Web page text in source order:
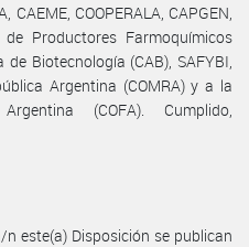
COOPERALA, CAPGEN,
Productores Farmoquímicos
de Biotecnología (CAB), SAFYBI,
Argentina (COMRA) y a la
(COFA). Cumplido,
este(a) Disposición se publican